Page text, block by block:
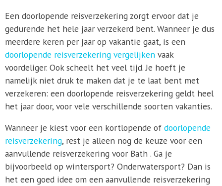
Een doorlopende reisverzekering zorgt ervoor dat je
gedurende het hele jaar verzekerd bent. Wanneer je dus
meerdere keren per jaar op vakantie gaat, is een
doorlopende reisverzekering vergelijkenvaak
voordeliger. Ook scheelt het veel tijd. Je hoeft je
namelijk niet druk te maken dat je te laat bent met
verzekeren: een doorlopende reisverzekering geldt heel
het jaar door, voor vele verschillende soorten vakanties.
Wanneer je kiest voor een kortlopende of doorlopende
reisverzekering, rest je alleen nog de keuze voor een
aanvullende reisverzekering voor Bath . Ga je
bijvoorbeeld op wintersport? Onderwatersport? Dan is
het een goed idee om een aanvullende reisverzekering